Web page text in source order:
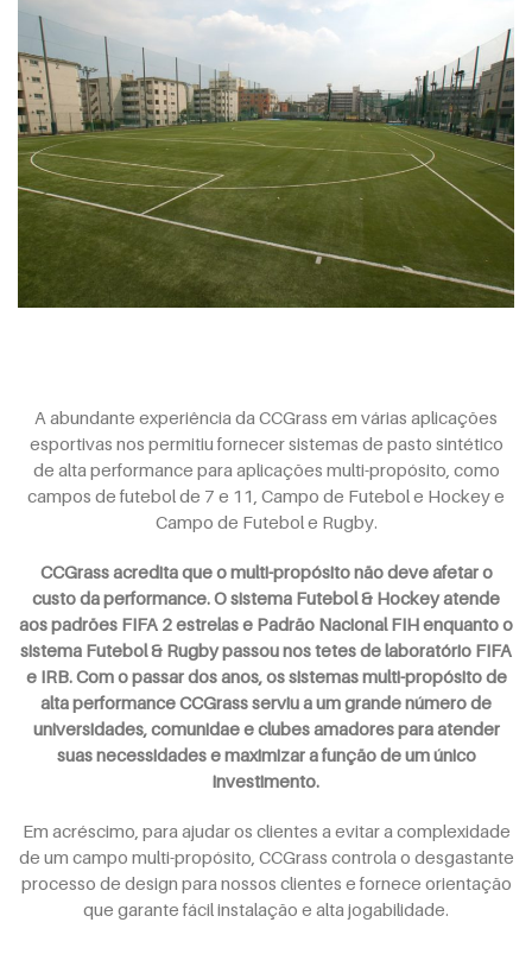
A abundante experiência da CCGrass em várias aplicações
esportivas nos permitiu fornecer sistemas de pasto sintético
de alta performance para aplicações multi-propósito, como
campos de futebol de 7 e 11, Campo de Futebol e Hockey e
Campo de Futebol e Rugby.
CCGrass acredita que o multi-propósito não deve afetar o
custo da performance. O sistema Futebol & Hockey atende
aos padrões FIFA 2 estrelas e Padrão Nacional FIH enquanto o
sistema Futebol & Rugby passou nos tetes de laboratório FIFA
e IRB. Com o passar dos anos, os sistemas multi-propósito de
alta performance CCGrass serviu a um grande número de
universidades, comunidae e clubes amadores para atender
suas necessidades e maximizar a função de um único
investimento.
Em acréscimo, para ajudar os clientes a evitar a complexidade
de um campo multi-propósito, CCGrass controla o desgastante
processo de design para nossos clientes e fornece orientação
que garante fácil instalação e alta jogabilidade.